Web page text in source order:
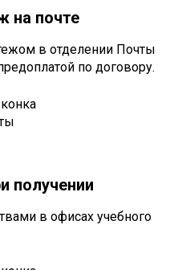
на почте
в отделении Почты
по договору.
получении
в офисах учебного